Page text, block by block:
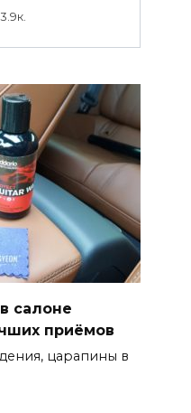
3.9к.
салоне
приёмов
царапины в